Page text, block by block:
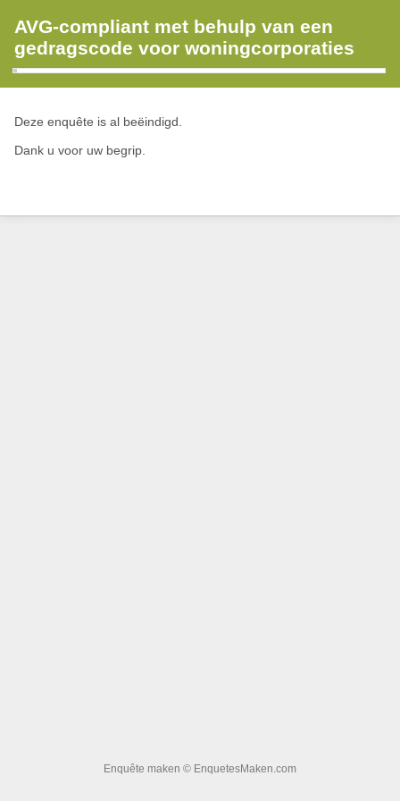
AVG-compliant met behulp van een
gedragscode voor woningcorporaties
Deze enquête is al beëindigd.
Dank u voor uw begrip.
Enquête maken © EnquetesMaken.com